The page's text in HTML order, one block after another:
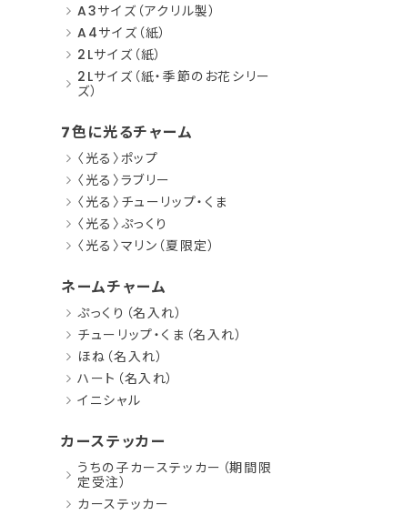
A3サイズ（アクリル製）
A4サイズ（紙）
2Lサイズ（紙）
2Lサイズ（紙・季節のお花シリー
ズ）
7色に光るチャーム
〈光る〉ポップ
〈光る〉ラブリー
〈光る〉チューリップ・くま
〈光る〉ぷっくり
〈光る〉マリン（夏限定）
ネームチャーム
ぷっくり（名入れ）
チューリップ・くま（名入れ）
ほね（名入れ）
ハート（名入れ）
イニシャル
カーステッカー
うちの子カーステッカー（期間限
定受注）
カーステッカー